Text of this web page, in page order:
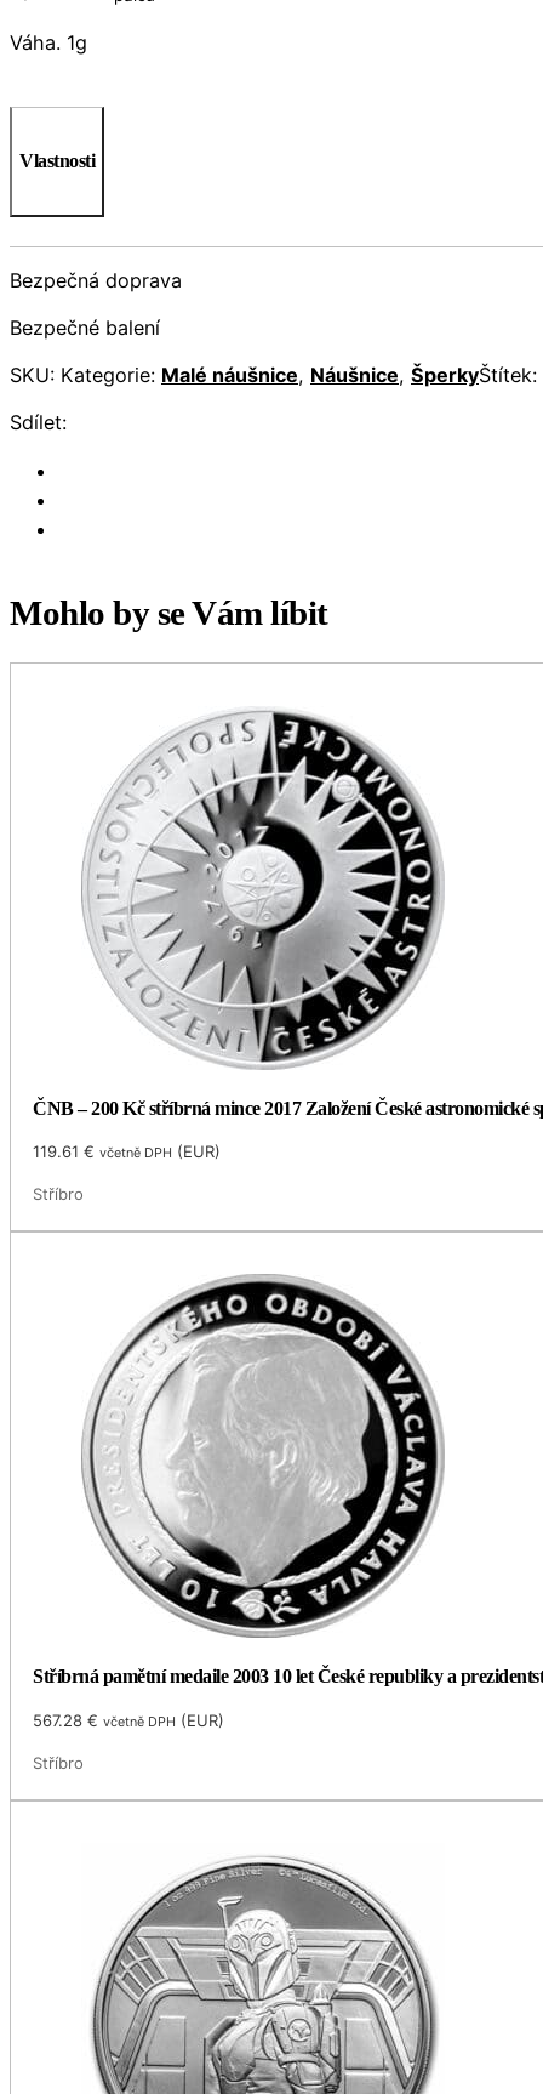
Váha. 1g
Vlastnosti
Bezpečná doprava
Bezpečné balení
SKU: Kategorie: Malé náušnice, Náušnice, ŠperkyŠtítek:
Sdílet:
Mohlo by se Vám líbit
ČNB – 200 Kč stříbrná mince 2017 Založení České astronomické
119.61€ včetně DPH (EUR)
Stříbro
Stříbrná pamětní medaile 2003 10 let České republiky a
567.28€ včetně DPH (EUR)
Stříbro